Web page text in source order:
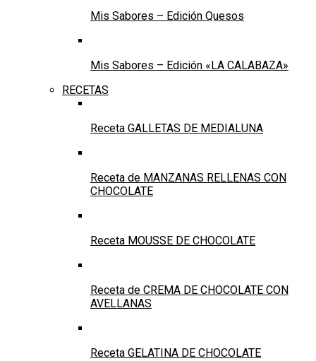
Mis Sabores – Edición Quesos
Mis Sabores – Edición «LA CALABAZA»
RECETAS
Receta GALLETAS DE MEDIALUNA
Receta de MANZANAS RELLENAS CON
CHOCOLATE
Receta MOUSSE DE CHOCOLATE
Receta de CREMA DE CHOCOLATE CON
AVELLANAS
Receta GELATINA DE CHOCOLATE